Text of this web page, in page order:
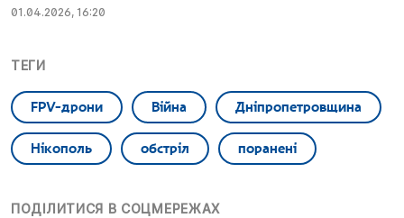
01.04.2026, 16:20
ТЕГИ
FPV-дрони Війна Дніпропетровщина
Нікополь обстріл поранені
ПОДІЛИТИСЯ В СОЦМЕРЕЖАХ